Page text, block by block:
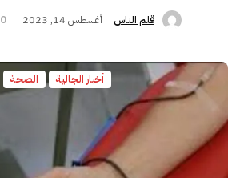
قلم الناس أغسطس 14, 2023 0
أخبار الجالية الصحة